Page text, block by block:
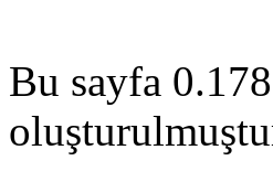
Bu sayfa